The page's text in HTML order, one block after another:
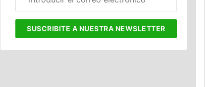
electrónico
SUSCRIBITE A NUESTRA NEWSLETTER